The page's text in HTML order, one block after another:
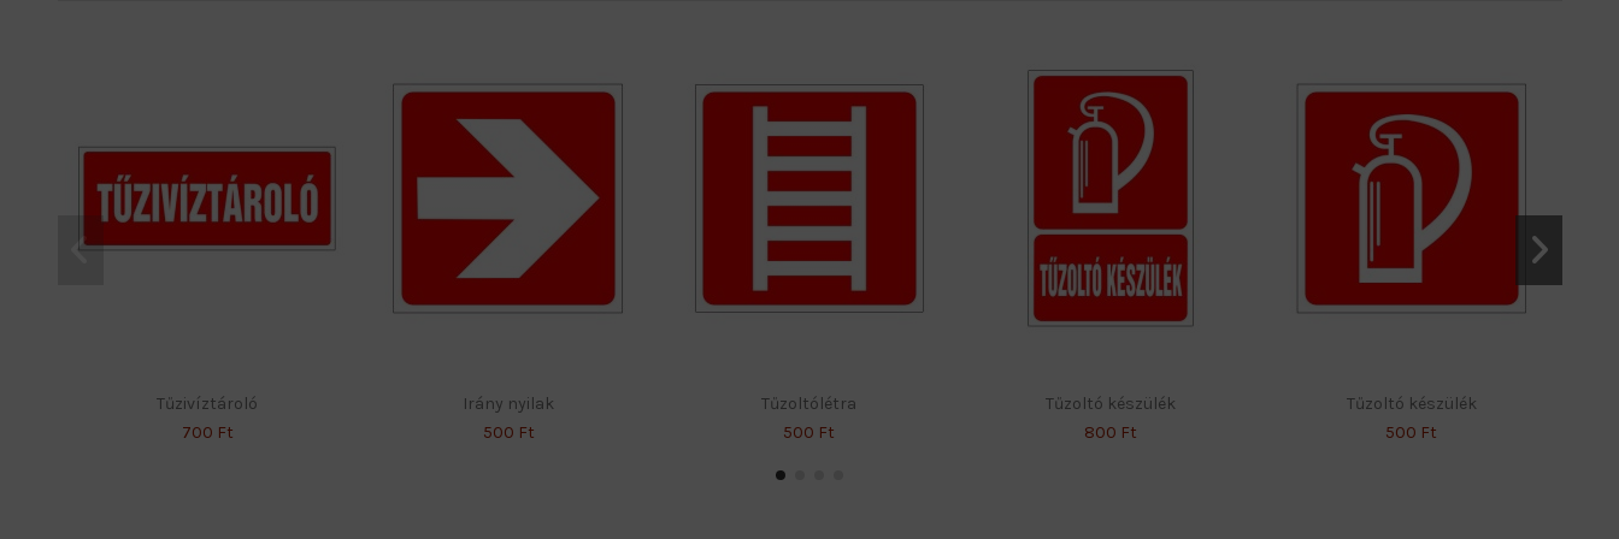
Tűzivíztároló
700 Ft
Irány nyilak
500 Ft
Tűzoltólétra
500 Ft
Tűzoltó készülék
800 Ft
Tűzoltó készülék
500 Ft